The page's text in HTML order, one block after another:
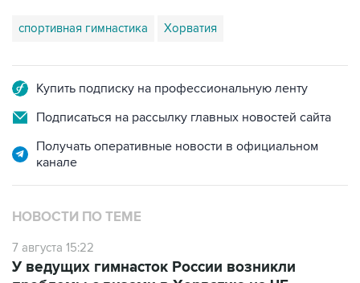
спортивная гимнастика Хорватия
Купить подписку на профессиональную ленту
Подписаться на рассылку главных новостей сайта
Получать оперативные новости в официальном
канале
НОВОСТИ ПО ТЕМЕ
7 августа 15:22
У ведущих гимнасток России возникли